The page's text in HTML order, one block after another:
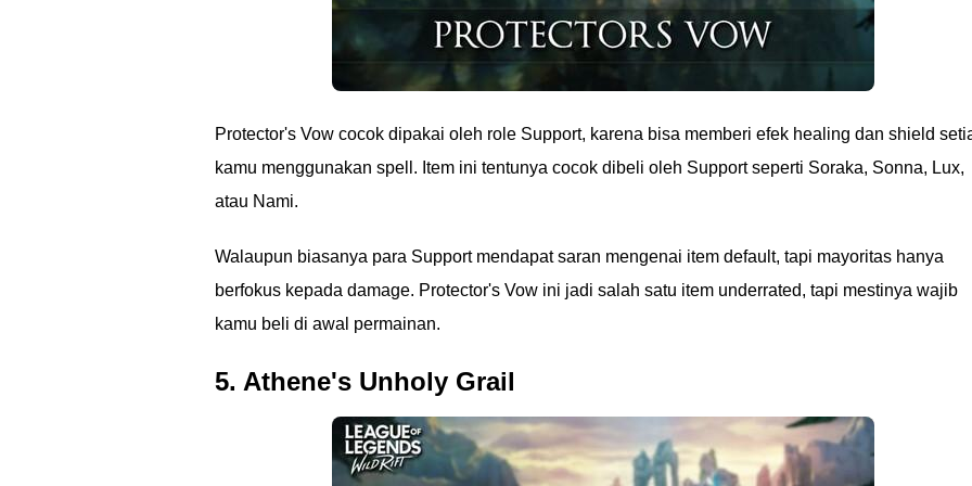
Protector's Vow cocok dipakai oleh role Support, karena bisa memberi efek healing dan shield
kamu menggunakan spell. Item ini tentunya cocok dibeli oleh Support seperti Soraka, Sonna, Lux,
atau Nami.
Walaupun biasanya para Support mendapat saran mengenai item default, tapi mayoritas hanya
berfokus kepada damage. Protector's Vow ini jadi salah satu item underrated, tapi mestinya wajib
kamu beli di awal permainan.
5. Athene's Unholy Grail